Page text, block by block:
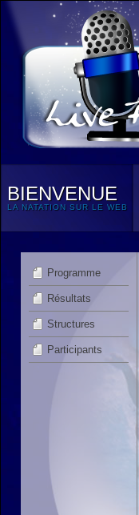
BIENVENUE
LA NATATION SUR LE WEB
Programme
Résultats
Structures
Participants